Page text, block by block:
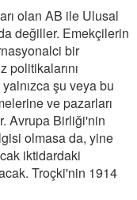
olan AB ile Ulusal
değiller. Emekçilerin
bir
politikalarını
şu veya bu
ve pazarları
Avrupa Birliği'nin
olmasa da, yine
iktidardaki
Troçki'nin 1914